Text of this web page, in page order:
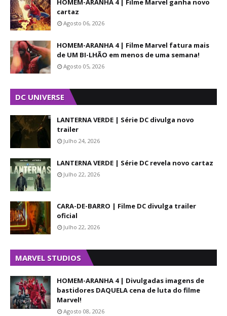
HOMEM-ARANHA 4 | Filme Marvel ganha novo
cartaz
Agosto 06, 2026
HOMEM-ARANHA 4 | Filme Marvel fatura mais
de UM BI-LHÃO em menos de uma semana!
Agosto 05, 2026
DC UNIVERSE
LANTERNA VERDE | Série DC divulga novo
trailer
Julho 24, 2026
LANTERNA VERDE | Série DC revela novo cartaz
Julho 22, 2026
CARA-DE-BARRO | Filme DC divulga trailer
oficial
Julho 22, 2026
MARVEL STUDIOS
HOMEM-ARANHA 4 | Divulgadas imagens de
bastidores DAQUELA cena de luta do filme
Marvel!
Agosto 08, 2026